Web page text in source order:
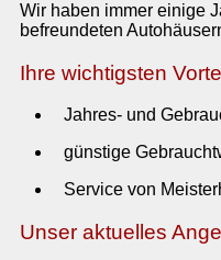
Wir haben immer einige
befreundeten
Ihre wichtigsten
Jahres- und
günstige
Service von
Unser aktuelles